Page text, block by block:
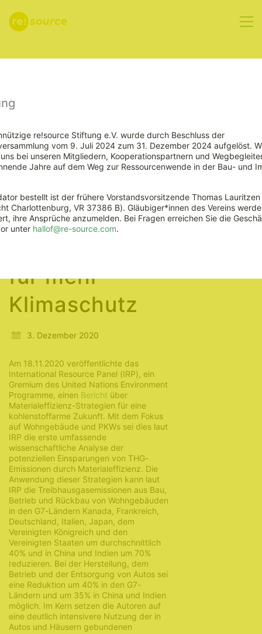
Steigende
für mehr
Klimaschutz
3. Dezember 2020
Am 18.11.2020 veröffentlichte das
International Resource Panel (IRP), ein
Gremium des United Nations Environment
Programme, einen Bericht über
Materialeffizienz-Strategien für eine
kohlenstoffarme Zukunft. Mit dem Fokus
auf Wohngebäude und PKWs sei dies laut
IRP die erste umfassende
wissenschaftliche Analyse der
potenziellen Einsparungen von THG-
Emissionen durch Materialeffizienz. Die
Anwendung dieser Strategien kann laut
IRP die Treibhausgasemissionen aus Bau,
Betrieb und Rückbau von Wohngebäuden
in den G7-Ländern Kanada, Frankreich,
Deutschland, Italien, Japan, dem
Vereinigten Königreich und den
Vereinigten Staaten um durchschnittlich
40% und in China und Indien um 70%
reduzieren. Bei der Herstellung, dem
Betrieb und der Entsorgung von Autos sei
eine Reduktion um 40% in den G7-
Ländern und um 35% in China und Indien
möglich. Im Kern setzen die Autoren auf
eine deutlich intensivere Nutzung der in
Autos und Häusern gebundenen
re!source Stiftung e.V. wurde durch Beschluss der
vom 9. Juli 2024 zum 31. Dezember 2024 aufgelöst.
bei unseren Mitgliedern, Kooperationspartnern und
Jahre auf dem Weg zur Ressourcenwende in der Bau- und
bestellt ist der frühere Vorstandsvorsitzende Thomas Lauritzen
Charlottenburg, VR 37386 B). Gläubiger*innen des Vereins
ihre Ansprüche anzumelden. Bei Fragen erreichen Sie die
unter hallof@re-source.com.